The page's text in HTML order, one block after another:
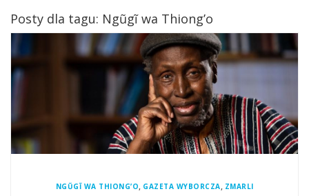
Posty dla tagu: Ngũgĩ wa Thiong’o
NGŨGĨ WA THIONG’O, GAZETA WYBORCZA, ZMARLI